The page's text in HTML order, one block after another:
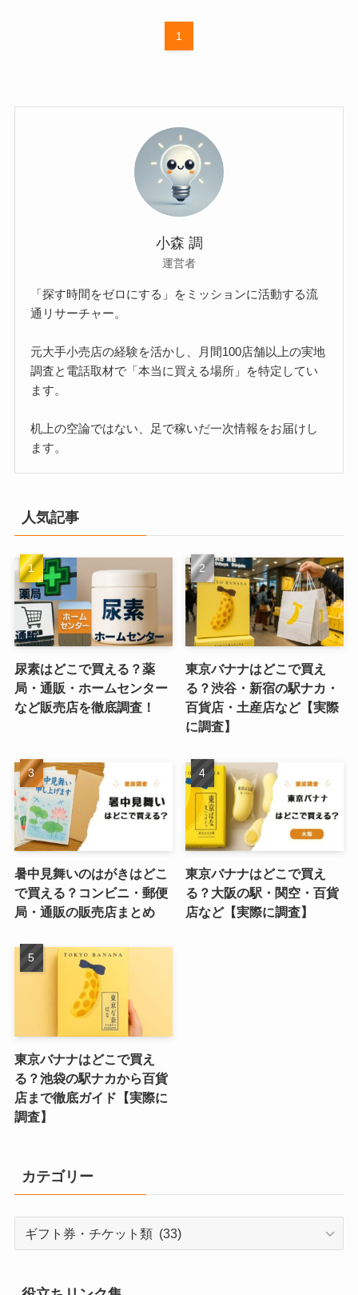
1
小森 調
運営者
「探す時間をゼロにする」をミッションに活動する流
通リサーチャー。
元大手小売店の経験を活かし、月間100店舗以上の実地
調査と電話取材で「本当に買える場所」を特定してい
ます。
机上の空論ではない、足で稼いだ一次情報をお届けし
ます。
人気記事
尿素はどこで買える？薬
局・通販・ホームセンター
など販売店を徹底調査！
東京バナナはどこで買え
る？渋谷・新宿の駅ナカ・
百貨店・土産店など【実際
に調査】
暑中見舞いのはがきはどこ
で買える？コンビニ・郵便
局・通販の販売店まとめ
東京バナナはどこで買え
る？大阪の駅・関空・百貨
店など【実際に調査】
東京バナナはどこで買え
る？池袋の駅ナカから百貨
店まで徹底ガイド【実際に
調査】
カテゴリー
リ